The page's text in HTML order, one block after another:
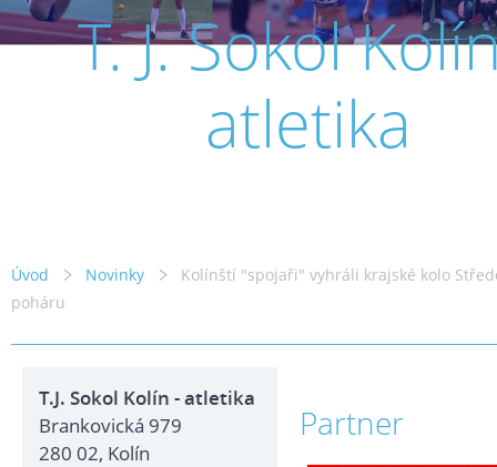
T. J. Sokol
atletika
Úvod Novinky
Kolínští "spojaři" vyhráli krajské kolo
poháru
T.J. Sokol Kolín - atletika
Brankovická 979
280 02, Kolín
Partner